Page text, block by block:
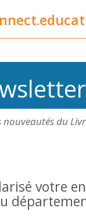
du
votre